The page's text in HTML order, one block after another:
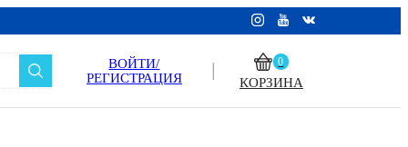
ВОЙТИ/
РЕГИСТРАЦИЯ
0
КОРЗИНА